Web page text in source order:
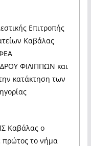
Επιτροπής
Καβάλας
ΦΙΛΙΠΠΩΝ και
κατάκτηση των
Καβάλας ο
το νήμα